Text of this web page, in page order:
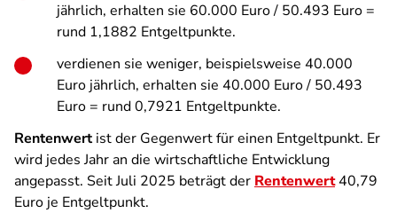
jährlich, erhalten sie 60.000 Euro / 50.493 Euro =
rund 1,1882 Entgeltpunkte.
verdienen sie weniger, beispielsweise 40.000
Euro jährlich, erhalten sie 40.000 Euro / 50.493
Euro = rund 0,7921 Entgeltpunkte.
Rentenwertist der Gegenwert für einen Entgeltpunkt. Er
wird jedes Jahr an die wirtschaftliche Entwicklung
angepasst. Seit Juli 2025 beträgt der Rentenwert40,79
Euro je Entgeltpunkt.